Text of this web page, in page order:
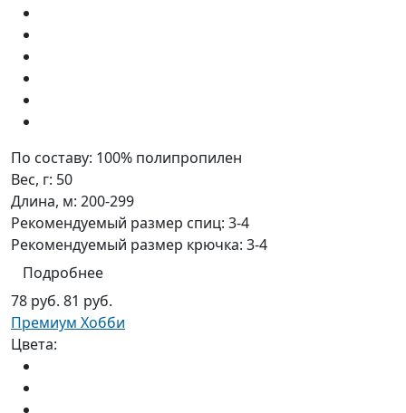
По составу: 100% полипропилен
Вес, г: 50
Длина, м: 200-299
Рекомендуемый размер спиц: 3-4
Рекомендуемый размер крючка: 3-4
Подробнее
78 руб. 81 руб.
Премиум Хобби
Цвета: